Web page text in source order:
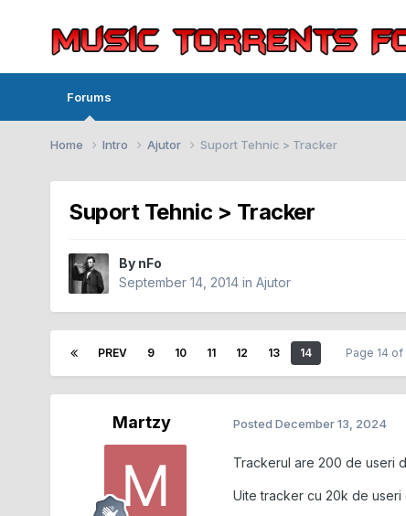
Forums
Home Intro Ajutor Suport Tehnic > Tracker
Suport Tehnic > Tracker
By nFo
September 14, 2014 inAjutor
PREV 9 10 11 12 13 14 Page 14
Martzy PostedDecember 13, 2024
Trackerul are 200 de useri
Uite tracker cu 20k de useri